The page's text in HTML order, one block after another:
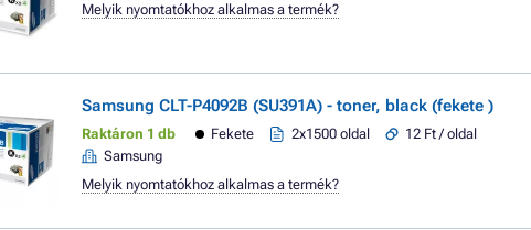
Melyik nyomtatókhoz alkalmas a termék?
Samsung CLT-P4092B (SU391A) - toner, black (fekete )
Raktáron 1 db Fekete 2x1500 oldal
12 Ft / oldal
Samsung
Melyik nyomtatókhoz alkalmas a termék?